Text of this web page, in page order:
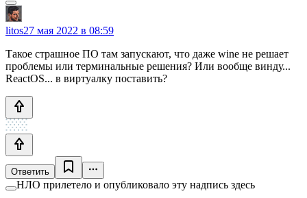
litos27 мая 2022 в 08:59
Такое страшное ПО там запускают, что даже wine не решает
проблемы или терминальные решения? Или вообще винду...
ReactOS... в виртуалку поставить?
Ответить
НЛО прилетело и опубликовало эту надпись здесь